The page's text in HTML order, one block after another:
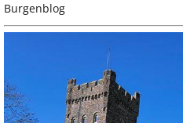
Burgenblog